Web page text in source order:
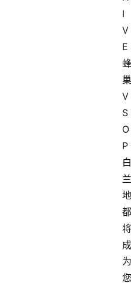
I
V
E
蜂
巢
V
S
O
P
白
兰
地
都
将
成
为
您